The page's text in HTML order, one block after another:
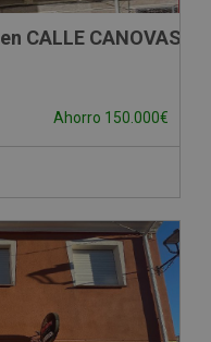
CALLE CANOVAS
Ahorro 150.000€